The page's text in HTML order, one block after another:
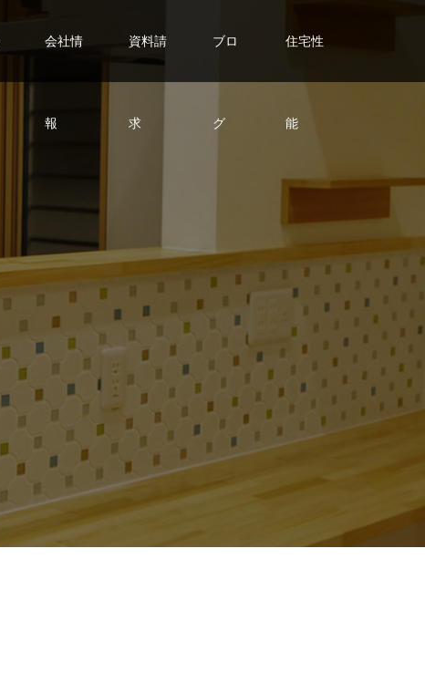
会社情
報
資料請
求
ブロ
グ
住宅性
能